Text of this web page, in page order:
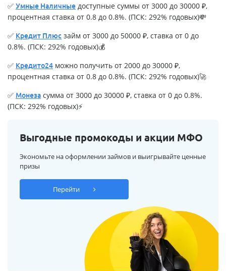
✅ Умные Наличные доступные суммы от 3000 до 30000 ₽,
процентная ставка от 0.8 до 0.8%. (ПСК: 292% годовых)💸
✅ Кредит Плюс займ от 3000 до 50000 ₽, ставка от 0 до
0.8%. (ПСК: 292% годовых)💰
✅ Кредито24 можно получить от 2000 до 30000 ₽,
процентная ставка от 0.8 до 0.8%. (ПСК: 292% годовых)🚀
✅ Монеза сумма от 3000 до 30000 ₽, ставка от 0 до 0.8%.
(ПСК: 292% годовых)⚡
Выгодные промокоды и акции МФО
Экономьте на оформлении займов и выигрывайте ценные
призы
Перейти